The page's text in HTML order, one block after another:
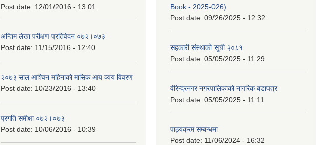
Post date: 12/01/2016 - 13:01
अन्तिम लेखा परीक्षण प्रतिवेदन ०७२।०७३
Post date: 11/15/2016 - 12:40
२०७३ साल आश्विन महिनाको मासिक आय व्यय विवरण
Post date: 10/23/2016 - 13:40
प्रगति समीक्षा ०७२।०७३
Post date: 10/06/2016 - 10:39
Book - 2025-026)
Post date: 09/26/2025 - 12:32
सहकारी संस्थाको सूची २०८१
Post date: 05/05/2025 - 11:29
वीरेन्द्रनगर नगरपालिकाको नागरिक बडापत्र
Post date: 05/05/2025 - 11:11
पाठ्यक्रम सम्बन्धमा
Post date: 11/06/2024 - 16:32